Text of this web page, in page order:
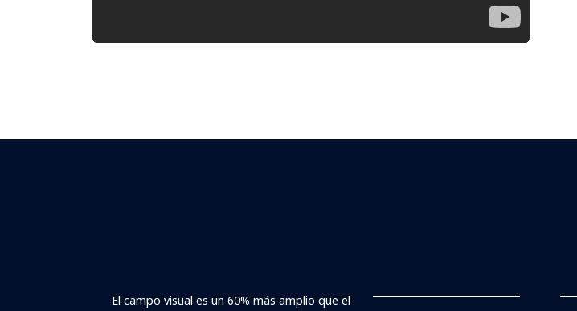
El campo visual es un 60% más amplio que el